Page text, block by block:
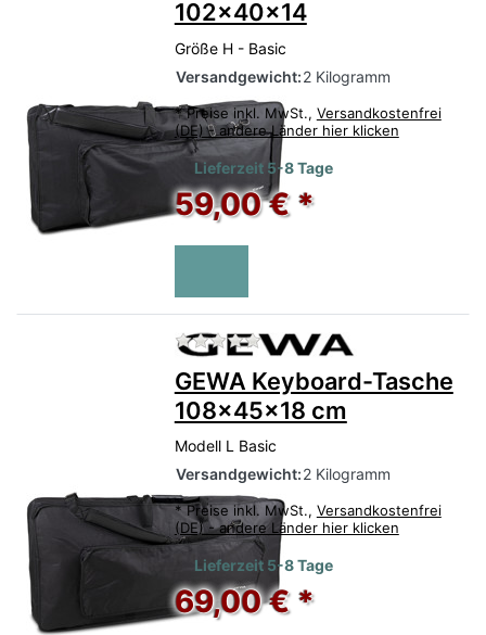
102x40x14
Größe H - Basic
Versandgewicht:2 Kilogramm
* Preise inkl. MwSt., Versandkostenfrei
(DE) - andere Länder hier klicken
Lieferzeit 5-8 Tage
59,00 € *
Zu diesem Produkt liegen
GEWA Keyboard-Tasche
108x45x18 cm
Modell L Basic
Versandgewicht:2 Kilogramm
* Preise inkl. MwSt., Versandkostenfrei
(DE) - andere Länder hier klicken
Lieferzeit 5-8 Tage
69,00 € *